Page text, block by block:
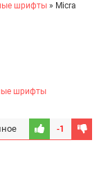
шрифты » Micra
шрифты
-1